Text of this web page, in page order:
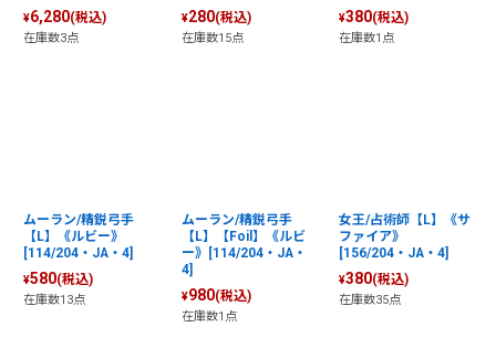
¥6,280(税込)
在庫数3点
¥280(税込)
在庫数15点
¥380(税込)
在庫数1点
ムーラン/精鋭弓手
【L】《ルビー》
[114/204・JA・4]
¥580(税込)
在庫数13点
ムーラン/精鋭弓手
【L】【Foil】《ルビ
ー》[114/204・JA・
4]
¥980(税込)
在庫数1点
女王/占術師【L】《サ
ファイア》
[156/204・JA・4]
¥380(税込)
在庫数35点